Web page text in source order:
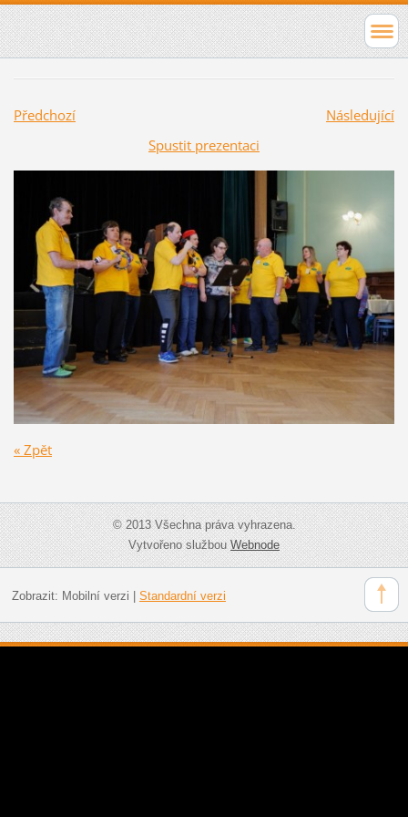
Předchozí
Následující
Spustit prezentaci
« Zpět
© 2013 Všechna práva vyhrazena.
Vytvořeno službouWebnode
Zobrazit: Mobilní verzi Standardní verzi